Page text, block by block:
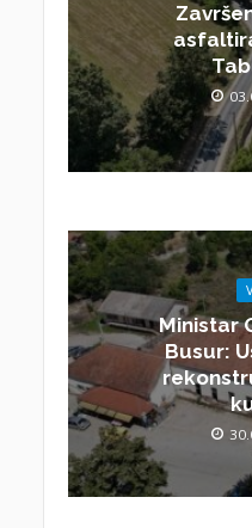
Ministar
Busur: